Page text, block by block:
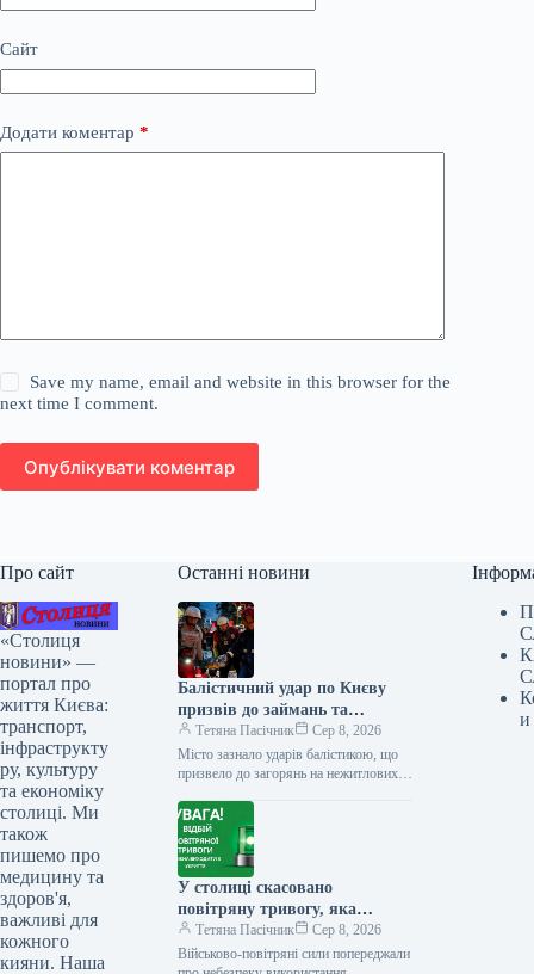
Сайт
Додати коментар *
Save my name, email and website in this browser for the
next time I comment.
Опублікувати коментар
Про сайт
«Столиця
новини» —
портал про
життя Києва:
транспорт,
інфраструкту
ру, культуру
та економіку
столиці. Ми
також
пишемо про
медицину та
здоров'я,
важливі для
кожного
кияни. Наша
Останні новини
Балістичний удар по Києву
призвів до займань та
проблем з електро- та
водопостачанням
Тетяна Пасічник
Сер 8, 2026
Місто зазнало ударів балістикою, що
призвело до загорянь на нежитлових
екстрені служби В ніч на 8…
У столиці скасовано
повітряну тривогу, яка
тривала близько півгодини.
Тетяна Пасічник
Сер 8, 2026
Військово-повітряні сили попереджали
и